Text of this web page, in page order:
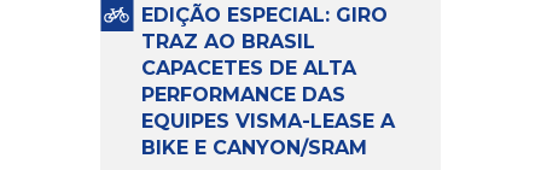
movimentos necessários
durante a condução, o pivô […]
EDIÇÃO ESPECIAL: GIRO
TRAZ AO BRASIL
CAPACETES DE ALTA
PERFORMANCE DAS
EQUIPES VISMA-LEASE A
BIKE E CANYON/SRAM